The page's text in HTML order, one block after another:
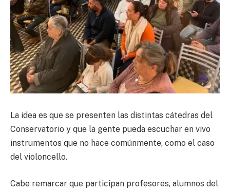
La idea es que se presenten las distintas cátedras del
Conservatorio y que la gente pueda escuchar en vivo
instrumentos que no hace comúnmente, como el caso
del violoncello.
Cabe remarcar que participan profesores, alumnos del